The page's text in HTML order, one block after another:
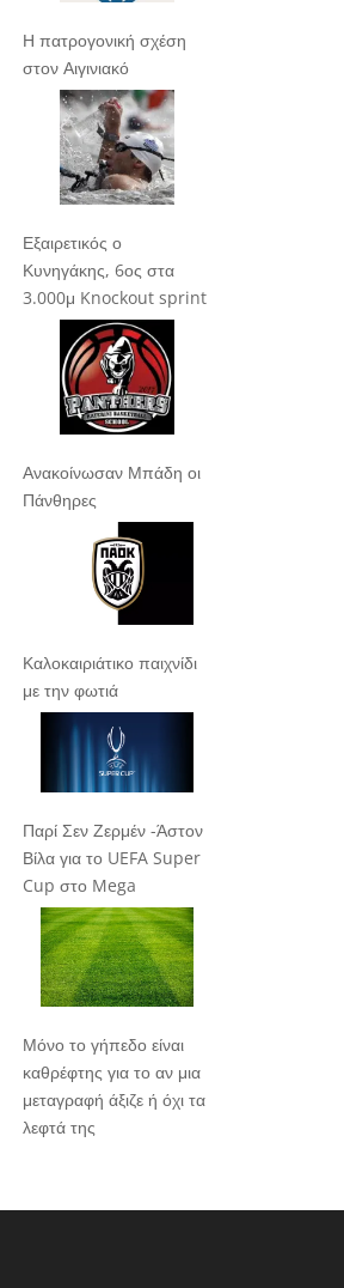
Η πατρογονική σχέση
στον Αιγινιακό
Εξαιρετικός ο
Κυνηγάκης, 6ος στα
3.000μ Knockout sprint
Ανακοίνωσαν Μπάδη οι
Πάνθηρες
Καλοκαιριάτικο παιχνίδι
με την φωτιά
Παρί Σεν Ζερμέν -Άστον
Βίλα για το UEFA Super
Cup στο Mega
Μόνο το γήπεδο είναι
καθρέφτης για το αν μια
μεταγραφή άξιζε ή όχι τα
λεφτά της